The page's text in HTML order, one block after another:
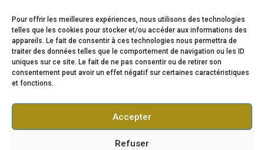
Pour offrir les meilleures expériences, nous utilisons des technologies
telles que les cookies pour stocker et/ou accéder aux informations des
appareils. Le fait de consentir à ces technologies nous permettra de
traiter des données telles que le comportement de navigation ou les ID
uniques sur ce site. Le fait de ne pas consentir ou de retirer son
consentement peut avoir un effet négatif sur certaines caractéristiques
et fonctions.
Accepter
Refuser
NOS TARIFS